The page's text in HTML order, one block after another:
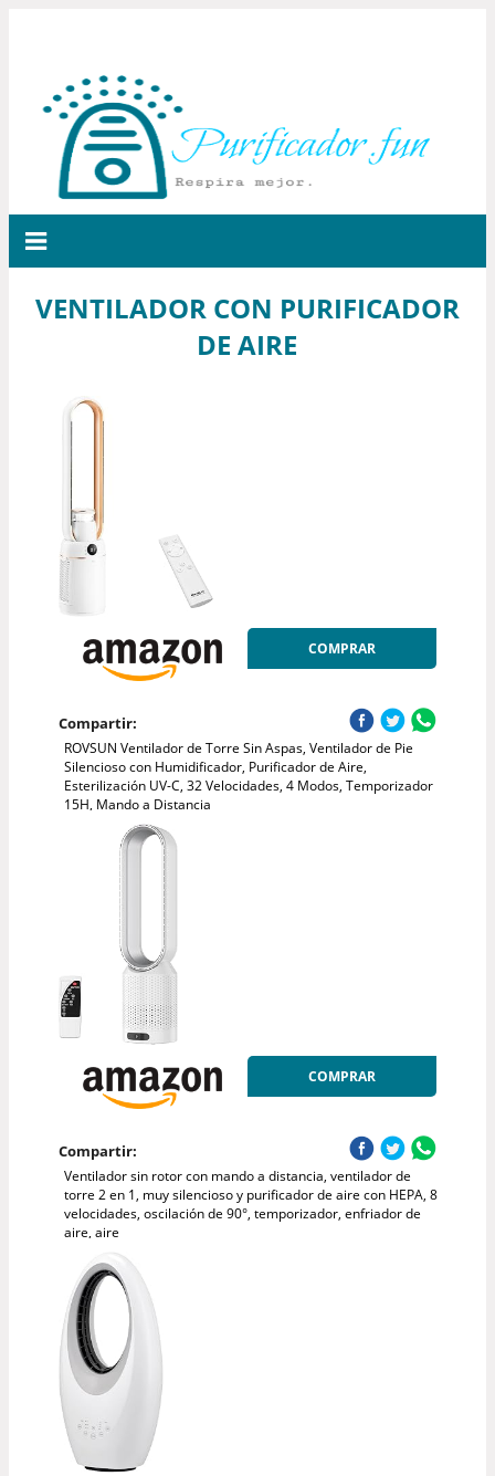
VENTILADOR CON PURIFICADOR
DE AIRE
COMPRAR
Compartir:
ROVSUN Ventilador de Torre Sin Aspas, Ventilador de Pie
Silencioso con Humidificador, Purificador de Aire,
Esterilización UV-C, 32 Velocidades, 4 Modos, Temporizador
15H, Mando a Distancia
COMPRAR
Compartir:
Ventilador sin rotor con mando a distancia, ventilador de
torre 2 en 1, muy silencioso y purificador de aire con HEPA, 8
velocidades, oscilación de 90°, temporizador, enfriador de
aire, aire